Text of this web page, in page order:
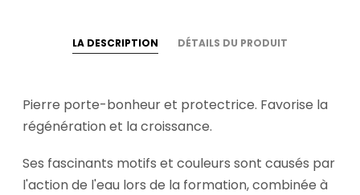
LA DESCRIPTION DÉTAILS DU PRODUIT
Pierre porte-bonheur et protectrice. Favorise la
régénération et la croissance.
Ses fascinants motifs et couleurs sont causés par
l'action de l'eau lors de la formation, combinée à